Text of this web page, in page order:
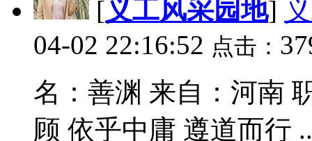
[义工风采园地]
04-02 22:16:52 点击：
名：善渊 来自：河南
顾 依乎中庸 遵道而行